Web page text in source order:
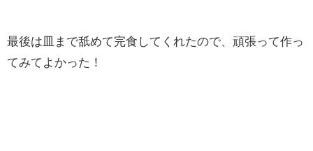
最後は皿まで舐めて完食してくれたので、頑張って作っ
てみてよかった！